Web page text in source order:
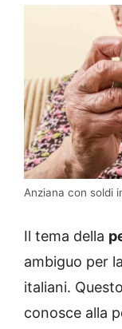
Anziana con soldi
Il tema della
ambiguo per
italiani.
conosce alla